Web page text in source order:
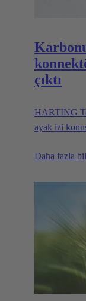
çıktı
HARTING
ayak izi
GreenLine
boyutlarında
Daha fazla